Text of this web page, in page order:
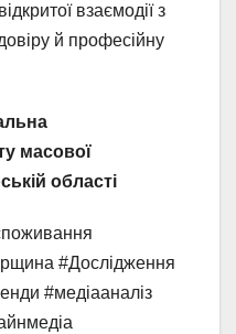
взаємодії з
й професійну
масової
області
#Дослідження
#медіааналіз